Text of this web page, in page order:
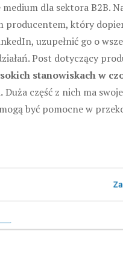
dla sektora B2B.
producentem, który
uzupełnić go o
Post dotyczący
stanowiskach w
Duża część z nich ma
być pomocne w